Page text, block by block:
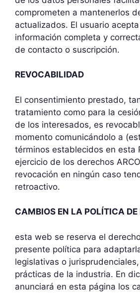
comprometen a mantenerlos
actualizados. El usuario
información completa y
de contacto o suscripción.
REVOCABILIDAD
El consentimiento prestado,
tratamiento como para la
de los interesados, es
momento comunicándolo a
términos establecidos en esta
ejercicio de los derechos
revocación en ningún caso
retroactivo.
CAMBIOS EN LA POLÍTICA DE
esta web se reserva el
presente política para
legislativas o
prácticas de la industria. En
anunciará en esta página los